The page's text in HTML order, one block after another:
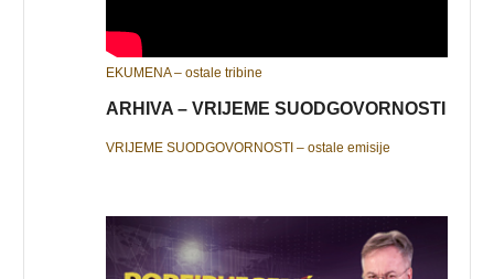
EKUMENA – ostale tribine
ARHIVA – VRIJEME SUODGOVORNOSTI
VRIJEME SUODGOVORNOSTI – ostale emisije